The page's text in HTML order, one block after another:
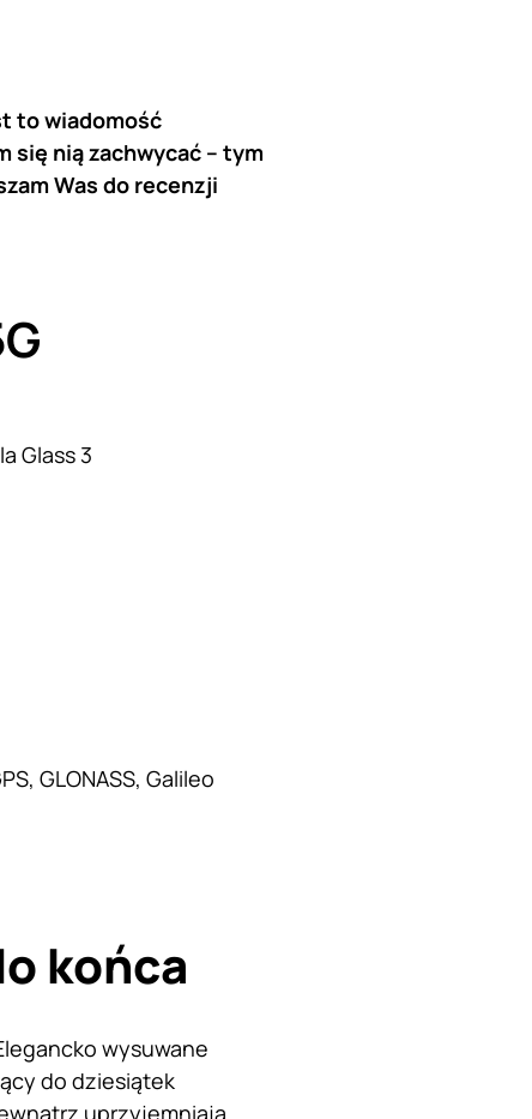
to wiadomość
się nią zachwycać – tym
Was do recenzji
Glass 3
GLONASS, Galileo
końca
wysuwane
do dziesiątek